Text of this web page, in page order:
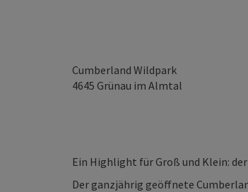
Cumberland Wildpark
4645 Grünau im Almtal
Ein Highlight für Groß und Klein:
Der ganzjährig geöffnete